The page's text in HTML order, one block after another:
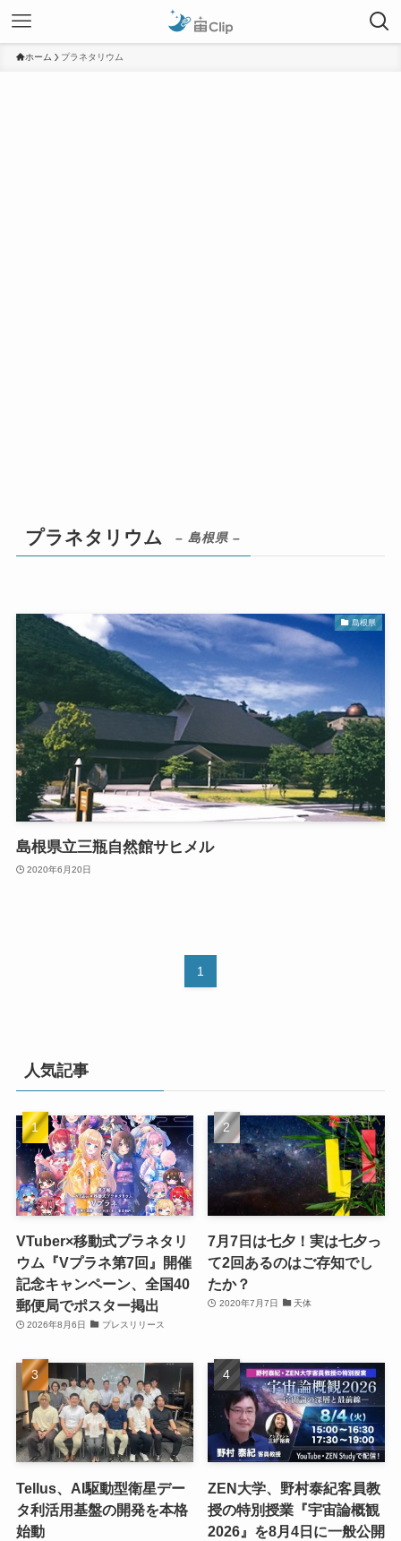
ホーム プラネタリウム
プラネタリウム – 島根県 –
島根県
島根県立三瓶自然館サヒメル
2020年6月20日
1
人気記事
VTuber×移動式プラネタリ
ウム『Vプラネ第7回』開催
記念キャンペーン、全国40
郵便局でポスター掲出
2026年8月6日 プレスリリース
7月7日は七夕！実は七夕っ
て2回あるのはご存知でし
たか？
2020年7月7日 天体
Tellus、AI駆動型衛星デー
タ利活用基盤の開発を本格
始動
ZEN大学、野村泰紀客員教
授の特別授業『宇宙論概観
2026』を8月4日に一般公開